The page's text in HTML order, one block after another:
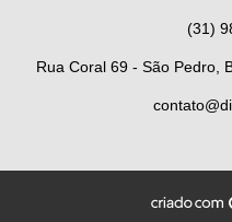
(31)
Rua Coral 69 - São Pedro,